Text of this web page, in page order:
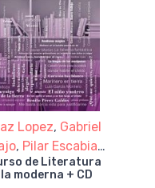
Lopez, Gabriel
, Pilar Escabias
Matrimon
de Literatura
moderna + CD